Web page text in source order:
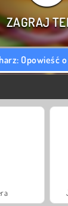
Opowieść